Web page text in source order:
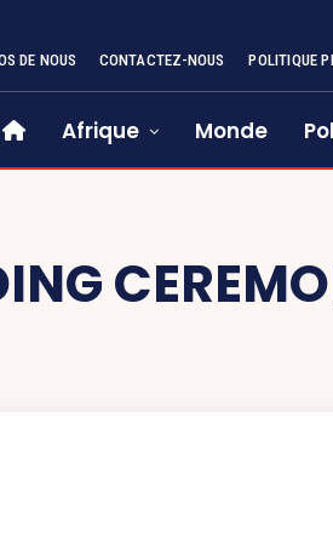
DE NOUS CONTACTEZ-NOUS POLITIQUE
Afrique Monde